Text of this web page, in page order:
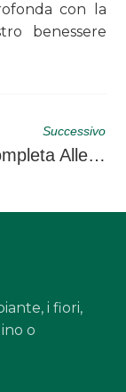
con la
benessere
Successivo
Guida Completa Alle Piante E Ai Fiori Per Il Tuo Spazio Verde
i fiori,
o